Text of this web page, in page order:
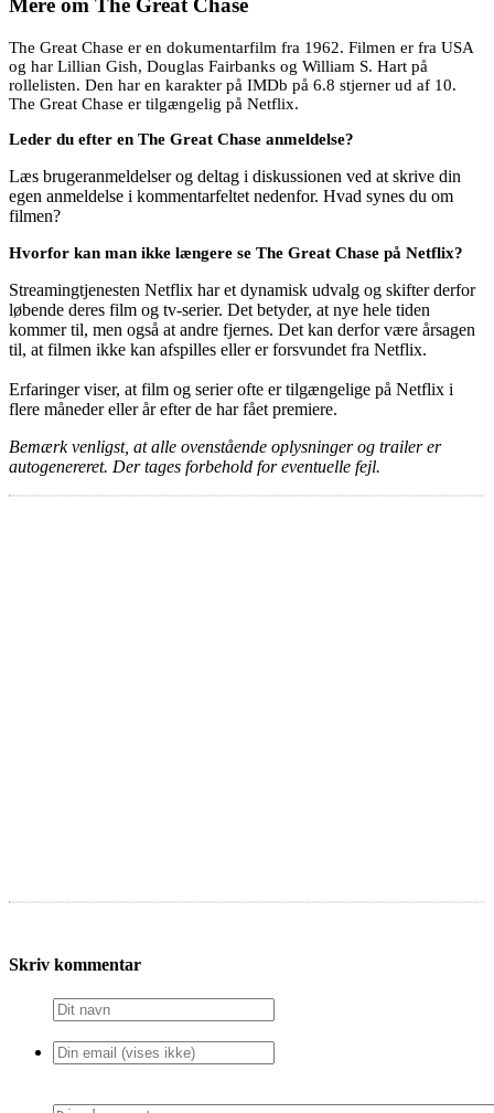
Mere om The Great Chase
The Great Chase er en dokumentarfilm fra 1962. Filmen er fra USA
og har Lillian Gish, Douglas Fairbanks og William S. Hart på
rollelisten. Den har en karakter på IMDb på 6.8 stjerner ud af 10.
The Great Chase er tilgængelig på Netflix.
Leder du efter en The Great Chase anmeldelse?
Læs brugeranmeldelser og deltag i diskussionen ved at skrive din
egen anmeldelse i kommentarfeltet nedenfor. Hvad synes du om
filmen?
Hvorfor kan man ikke længere se The Great Chase på Netflix?
Streamingtjenesten Netflix har et dynamisk udvalg og skifter derfor
løbende deres film og tv-serier. Det betyder, at nye hele tiden
kommer til, men også at andre fjernes. Det kan derfor være årsagen
til, at filmen ikke kan afspilles eller er forsvundet fra Netflix.
Erfaringer viser, at film og serier ofte er tilgængelige på Netflix i
flere måneder eller år efter de har fået premiere.
Bemærk venligst, at alle ovenstående oplysninger og trailer er
autogenereret. Der tages forbehold for eventuelle fejl.
Skriv kommentar